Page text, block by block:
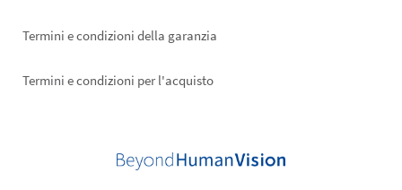
Termini e condizioni della garanzia
Termini e condizioni per l'acquisto